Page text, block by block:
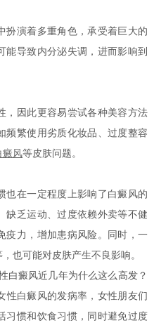
演着多重角色，承受着巨大的
能导致内分泌失调，进而影响到
因此更容易尝试各种美容方法
频繁使用劣质化妆品、过度整容
癜风等皮肤问题。
在一定程度上影响了白癜风的
缺乏运动、过度依赖外卖等不健
疫力，增加患病风险。同时，一
也可能对皮肤产生不良影响。
癜风近几年为什么这么高发？
性白癜风的发病率，女性朋友们
习惯和饮食习惯，同时避免过度